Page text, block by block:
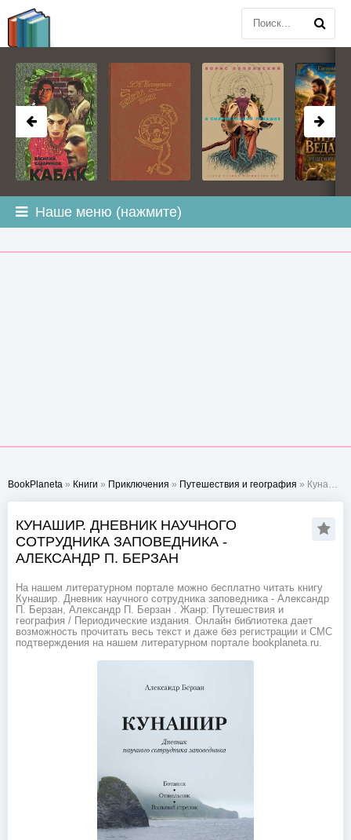
Наше меню (нажмите)
BookPlaneta » Книги » Приключения » Путешествия и география » Кунашир. Дневник научного сотрудника заповедника - Александр П. Берзан
КУНАШИР. ДНЕВНИК НАУЧНОГО
СОТРУДНИКА ЗАПОВЕДНИКА -
АЛЕКСАНДР П. БЕРЗАН
На нашем литературном портале можно бесплатно читать книгу
Кунашир. Дневник научного сотрудника заповедника - Александр
П. Берзан, Александр П. Берзан . Жанр: Путешествия и
география / Периодические издания. Онлайн библиотека дает
возможность прочитать весь текст и даже без регистрации и СМС
подтверждения на нашем литературном портале bookplaneta.ru.
BOOKPLANETA.COM